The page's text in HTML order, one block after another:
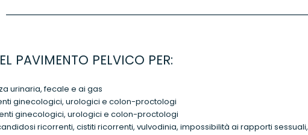
PAVIMENTO PELVICO PER:
urinaria, fecale e ai gas
ginecologici, urologici e colon-proctologi
ginecologici, urologici e colon-proctologi
ricorrenti, cistiti ricorrenti, vulvodinia, impossibilità ai rapporti sessuali,